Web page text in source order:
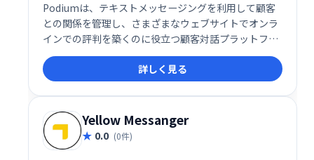
Podiumは、テキストメッセージングを利用して顧客
との関係を管理し、さまざまなウェブサイトでオンラ
インでの評判を築くのに役立つ顧客対話プラットフォ
ームです。
詳しく見る
Yellow Messanger
0.0 (0件)